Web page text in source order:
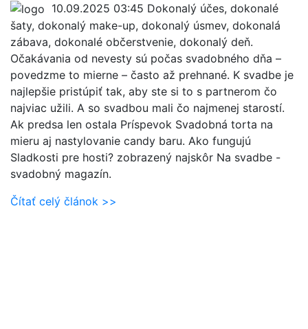
10.09.2025 03:45 Dokonalý účes, dokonalé
šaty, dokonalý make-up, dokonalý úsmev, dokonalá
zábava, dokonalé občerstvenie, dokonalý deň.
Očakávania od nevesty sú počas svadobného dňa –
povedzme to mierne – často až prehnané. K svadbe je
najlepšie pristúpiť tak, aby ste si to s partnerom čo
najviac užili. A so svadbou mali čo najmenej starostí.
Ak predsa len ostala Príspevok Svadobná torta na
mieru aj nastylovanie candy baru. Ako fungujú
Sladkosti pre hosti? zobrazený najskôr Na svadbe -
svadobný magazín.
Čítať celý článok >>